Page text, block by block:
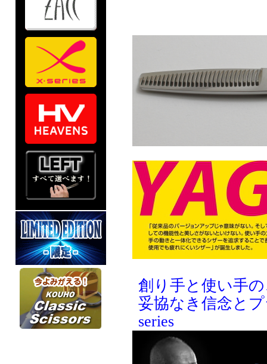
創り手と使い手
妥協なき信念と
series